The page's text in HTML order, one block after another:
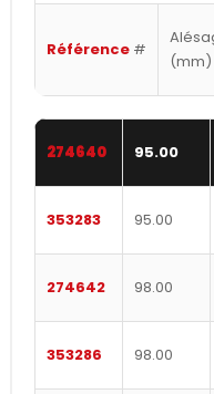
Référence #
(mm)
274640 95.00
353283 95.00
274642 98.00
353286 98.00